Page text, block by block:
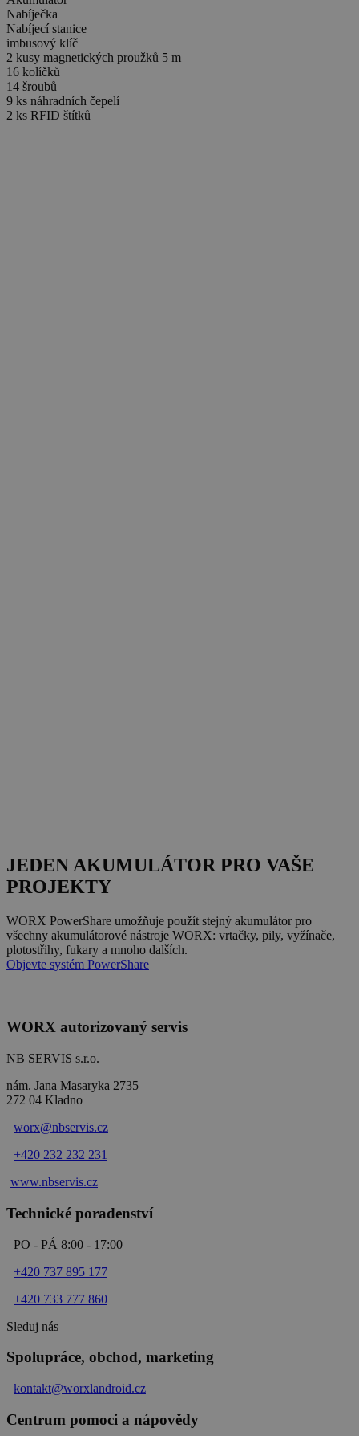
Nabíječka
Nabíjecí stanice
imbusový klíč
2 kusy magnetických proužků 5 m
16 kolíčků
14 šroubů
9 ks náhradních čepelí
2 ks RFID štítků
JEDEN AKUMULÁTOR PRO VAŠE
PROJEKTY
WORX PowerShare umožňuje použít stejný akumulátor pro
všechny akumulátorové nástroje WORX: vrtačky, pily, vyžínače,
plotostřihy, fukary a mnoho dalších.
Objevte systém PowerShare
WORX autorizovaný servis
NB SERVIS s.r.o.
nám. Jana Masaryka 2735
272 04 Kladno
worx@nbservis.cz
+420 232 232 231
www.nbservis.cz
Technické poradenství
PO - PÁ 8:00 - 17:00
+420 737 895 177
+420 733 777 860
Sleduj nás
Spolupráce, obchod, marketing
kontakt@worxlandroid.cz
Centrum pomoci a nápovědy